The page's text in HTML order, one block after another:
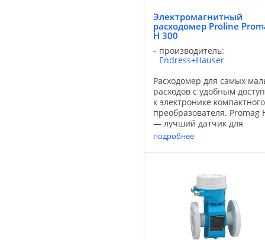
Электромагнитный
расходомер Proline
H 300
производитель:
Endress+Hauser
Расходомер для самых
расходов с удобным
к электронике компактного
преобразователя. Promag
— лучший датчик для
гигиенического
при строгих требованиях
пищевой и
промышленности. В
комплекте с компактным ...
подробнее